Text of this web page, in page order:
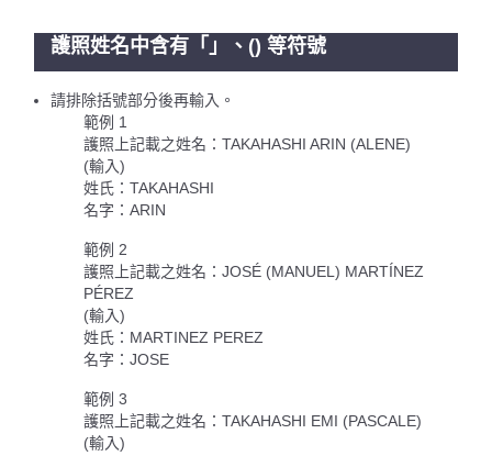
護照姓名中含有「」、() 等符號
請排除括號部分後再輸入。
範例 1
護照上記載之姓名：TAKAHASHI ARIN (ALENE)
(輸入)
姓氏：TAKAHASHI
名字：ARIN
範例 2
護照上記載之姓名：JOSÉ (MANUEL) MARTÍNEZ
PÉREZ
(輸入)
姓氏：MARTINEZ PEREZ
名字：JOSE
範例 3
護照上記載之姓名：TAKAHASHI EMI (PASCALE)
(輸入)